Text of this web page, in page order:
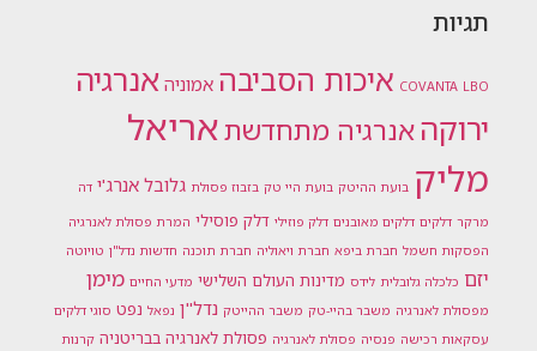
תגיות
COVANTA LBO איכות הסביבה אמוניה אנרגיה
ירוקהאנרגיה מתחדשתאריאל
מליק בועת ההיטק בועת היי טק בזבוז פסולת גלובל אנרג'י דה
מרקר דלקים דלקים מאובנים דלק פוזילי דלק פוסילי המרת פסולת לאנרגיה
הפסקות חשמל חברת ביפא חברת ויאוליה חברת תוכנה חדשות נדל"ן טויוטה
יזם כלכלה גלובלית לידס מדינות העולם השלישי מדעי החיים מימן
מפסולת לאנרגיה משבר בהיי-טק משבר ההייטק נדל"ן נפאל נפט סוגי דלקים
עסקאות רכישה פנסיה פסולת לאנרגיה פסולת לאנרגיה בבריטניה קרנות